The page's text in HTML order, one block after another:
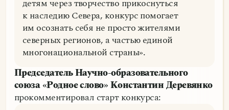
детям через творчество прикоснуться
к наследию Севера, конкурс помогает
им осознать себя не просто жителями
северных регионов, а частью единой
многонациональной страны».
Председатель Научно-образовательного
союза «Родное слово» Константин Деревянко
прокомментировал старт конкурса: